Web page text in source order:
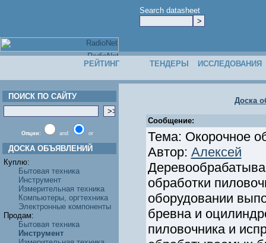
Search datasheet
РЕЙТИНГ ТЕНДЕРЫ ИССЛЕДОВАНИЯ
ПОИСК ПО САЙТУ
Опции: and or
ДОСКА ОБЪЯВЛЕНИЙ
Куплю:
Бытовая техника
Инструмент
Измерительная техника
Компьютеры, оргтехника
Электронные компоненты
Продам:
Бытовая техника
Инструмент
Доска
Сообщение:
Тема: Окорочное
Автор: Алексей
обработки
оборудовании
бревна и
пиловочника и